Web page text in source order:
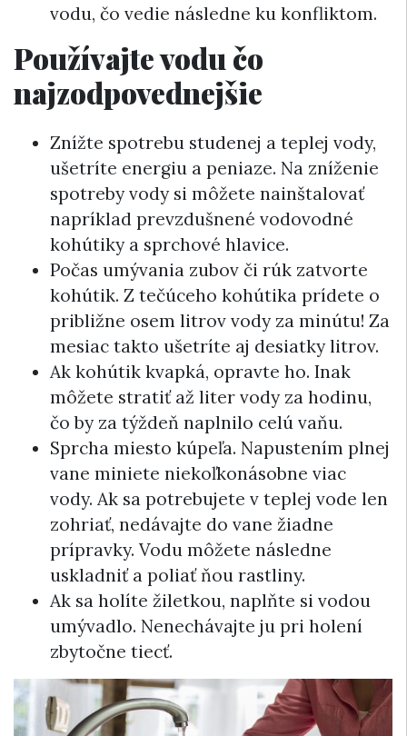
vodu, čo vedie následne ku konfliktom.
Používajte vodu čo
najzodpovednejšie
Znížte spotrebu studenej a teplej vody,
ušetríte energiu a peniaze. Na zníženie
spotreby vody si môžete nainštalovať
napríklad prevzdušnené vodovodné
kohútiky a sprchové hlavice.
Počas umývania zubov či rúk zatvorte
kohútik. Z tečúceho kohútika prídete o
približne osem litrov vody za minútu! Za
mesiac takto ušetríte aj desiatky litrov.
Ak kohútik kvapká, opravte ho. Inak
môžete stratiť až liter vody za hodinu,
čo by za týždeň naplnilo celú vaňu.
Sprcha miesto kúpeľa. Napustením plnej
vane miniete niekoľkonásobne viac
vody. Ak sa potrebujete v teplej vode len
zohriať, nedávajte do vane žiadne
prípravky. Vodu môžete následne
uskladniť a poliať ňou rastliny.
Ak sa holíte žiletkou, naplňte si vodou
umývadlo. Nenechávajte ju pri holení
zbytočne tiecť.